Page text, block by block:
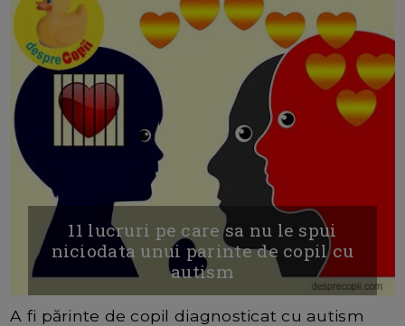
11 lucruri pe care sa nu le spui
niciodata unui parinte de copil cu
autism
A fi părinte de copil diagnosticat cu autism